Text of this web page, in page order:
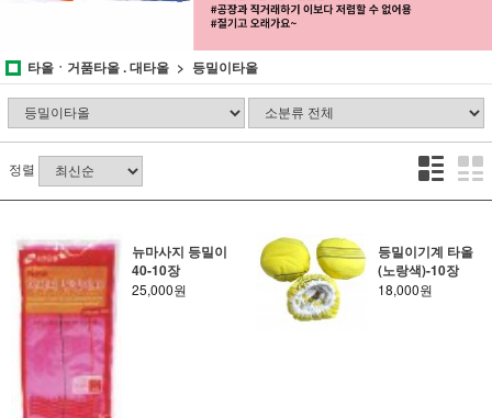
타올ㆍ거품타올 . 대타올 등밀이타올
정렬
뉴마사지 등밀이
40-10장
25,000원
등밀이기계 타올
(노랑색)-10장
18,000원